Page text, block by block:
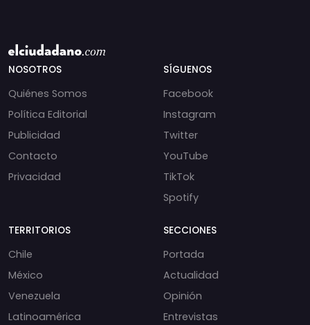
NOSOTROS
Quiénes Somos
Política Editorial
Publicidad
Contacto
Privacidad
SÍGUENOS
Facebook
Instagram
Twitter
YouTube
TikTok
Spotify
TERRITORIOS
Chile
México
Venezuela
Latinoamérica
SECCIONES
Portada
Actualidad
Opinión
Entrevistas